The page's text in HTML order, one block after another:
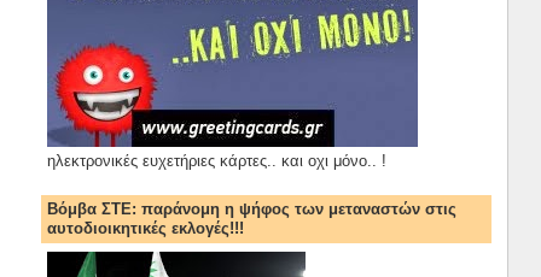
ηλεκτρονικές ευχετήριες κάρτες.. και οχι μόνο.. !
Βόμβα ΣΤΕ: παράνομη η ψήφος των μεταναστών στις
αυτοδιοικητικές εκλογές!!!